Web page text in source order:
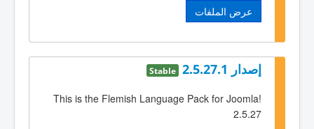
عرض الملفات
إصدار 2.5.27.1 Stable
This is the Flemish Language Pack for Joomla!
2.5.27